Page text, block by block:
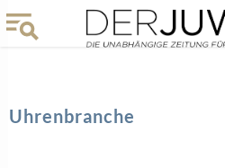
Uhrenbranche